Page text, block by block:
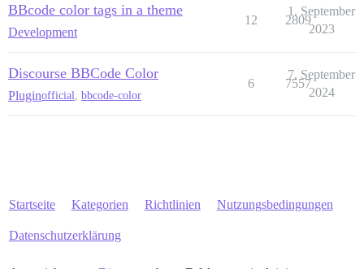
BBcode color tags in a theme
Development
12 2809
1. September
2023
Discourse BBCode Color
Pluginofficial, bbcode-color
6 7557
7. September
2024
Startseite Kategorien Richtlinien Nutzungsbedingungen
Datenschutzerklärung